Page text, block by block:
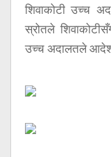
शिवाकोटी उच्च
स्रोतले
उच्च अदालतले आदेश